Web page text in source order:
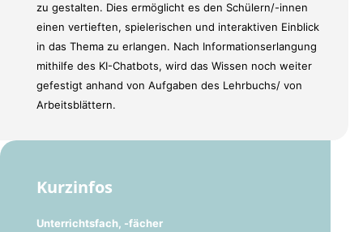
zu gestalten. Dies ermöglicht es den Schülern/-innen
einen vertieften, spielerischen und interaktiven Einblick
in das Thema zu erlangen. Nach Informationserlangung
mithilfe des KI-Chatbots, wird das Wissen noch weiter
gefestigt anhand von Aufgaben des Lehrbuchs/ von
Arbeitsblättern.
Kurzinfos
Unterrichtsfach, -fächer